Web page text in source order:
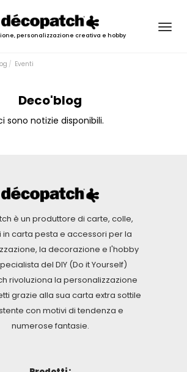
personalizzazione creativa e hobby
Eventi
Deco'blog
sono notizie disponibili.
è un produttore di carte, colle,
in carta pesta e accessori per la
la decorazione e l'hobby
del DIY (Do it Yourself)
rivoluziona la personalizzazione
grazie alla sua carta extra sottile
con motivi di tendenza e
numerose fantasie.